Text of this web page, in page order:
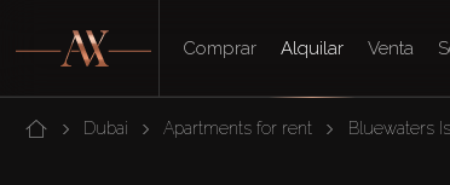
Comprar Alquilar Venta
Dubai Apartments for rent Bluewaters